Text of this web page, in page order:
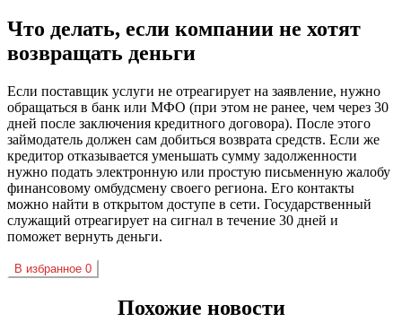
Что делать, если компании не хотят
возвращать деньги
Если поставщик услуги не отреагирует на заявление, нужно
обращаться в банк или МФО (при этом не ранее, чем через 30
дней после заключения кредитного договора). После этого
займодатель должен сам добиться возврата средств. Если же
кредитор отказывается уменьшать сумму задолженности
нужно подать электронную или простую письменную жалобу
финансовому омбудсмену своего региона. Его контакты
можно найти в открытом доступе в сети. Государственный
служащий отреагирует на сигнал в течение 30 дней и
поможет вернуть деньги.
В избранное 0
Похожие новости